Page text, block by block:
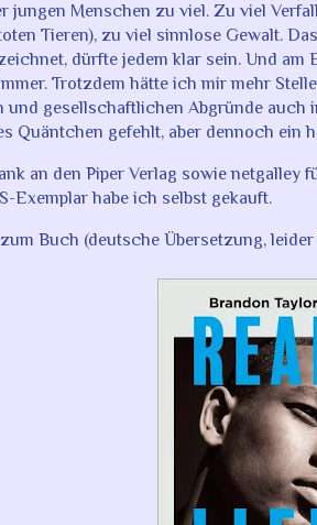
jungen Menschen zu viel. Zu viel
Tieren), zu viel sinnlose Gewalt.
dürfte jedem klar sein. Und am
Trotzdem hätte ich mir mehr
und gesellschaftlichen Abgründe auch
Quäntchen gefehlt, aber dennoch ein
an den Piper Verlag sowie netgalley
Exemplar habe ich selbst gekauft.
Buch (deutsche Übersetzung,